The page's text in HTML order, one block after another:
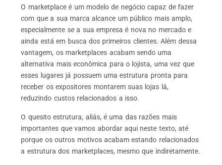
O marketplace é um modelo de negócio capaz de fazer
com que a sua marca alcance um público mais amplo,
especialmente se a sua empresa é nova no mercado e
ainda está em busca dos primeiros clientes. Além dessa
vantagem, os marketplaces acabam sendo uma
alternativa mais econômica para o lojista, uma vez que
esses lugares já possuem uma estrutura pronta para
receber os expositores montarem suas lojas lá,
reduzindo custos relacionados a isso.
O quesito estrutura, aliás, é uma das razões mais
importantes que vamos abordar aqui neste texto, até
porque os outros motivos acabam estando relacionados
a estrutura dos marketplaces, mesmo que indiretamente.